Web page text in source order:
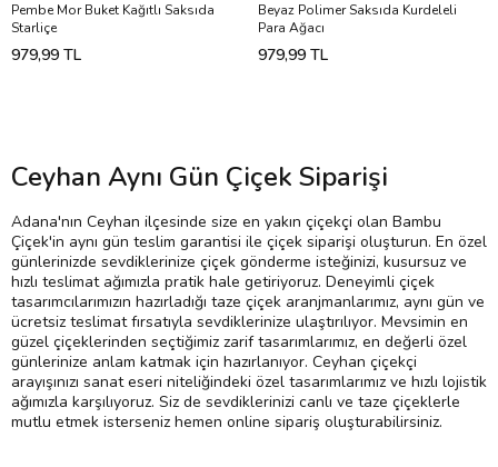
Pembe Mor Buket Kağıtlı Saksıda
Starliçe
979,99 TL
Beyaz Polimer Saksıda Kurdeleli
Para Ağacı
979,99 TL
Ceyhan Aynı Gün Çiçek Siparişi
Adana'nın Ceyhan ilçesinde size en yakın çiçekçi olan Bambu
Çiçek'in aynı gün teslim garantisi ile çiçek siparişi oluşturun. En özel
günlerinizde sevdiklerinize çiçek gönderme isteğinizi, kusursuz ve
hızlı teslimat ağımızla pratik hale getiriyoruz. Deneyimli çiçek
tasarımcılarımızın hazırladığı taze çiçek aranjmanlarımız, aynı gün ve
ücretsiz teslimat fırsatıyla sevdiklerinize ulaştırılıyor. Mevsimin en
güzel çiçeklerinden seçtiğimiz zarif tasarımlarımız, en değerli özel
günlerinize anlam katmak için hazırlanıyor. Ceyhan çiçekçi
arayışınızı sanat eseri niteliğindeki özel tasarımlarımız ve hızlı lojistik
ağımızla karşılıyoruz. Siz de sevdiklerinizi canlı ve taze çiçeklerle
mutlu etmek isterseniz hemen online sipariş oluşturabilirsiniz.